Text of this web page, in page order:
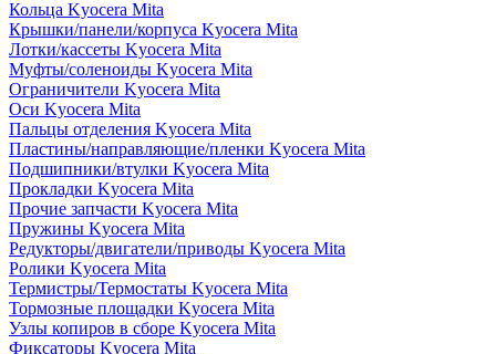
Кольца Kyocera Mita
Крышки/панели/корпуса Kyocera Mita
Лотки/кассеты Kyocera Mita
Муфты/соленоиды Kyocera Mita
Ограничители Kyocera Mita
Оси Kyocera Mita
Пальцы отделения Kyocera Mita
Пластины/направляющие/пленки Kyocera Mita
Подшипники/втулки Kyocera Mita
Прокладки Kyocera Mita
Прочие запчасти Kyocera Mita
Пружины Kyocera Mita
Редукторы/двигатели/приводы Kyocera Mita
Ролики Kyocera Mita
Термистры/Термостаты Kyocera Mita
Тормозные площадки Kyocera Mita
Узлы копиров в сборе Kyocera Mita
Фиксаторы Kyocera Mita